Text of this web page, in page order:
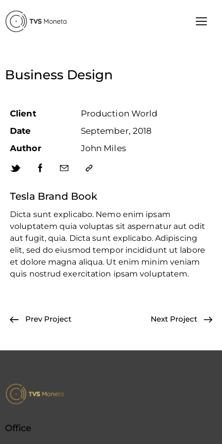
Business Design
Tesla Brand Book
Dicta sunt explicabo. Nemo enim ipsam
voluptatem quia voluptas sit aspernatur aut odit
aut fugit, quia. Dicta sunt explicabo. Adipiscing
elit, sed do eiusmod tempor incididunt ut labore
et dolore magna aliqua. Ut enim minim veniam
quis nostrud exercitation ipsam voluptatem.
Client
Production World
Date
September, 2018
Author
John Miles
Prev Project Next Project
Office